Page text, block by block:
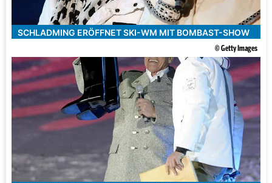
SCHLADMING ERÖFFNET SKI-WM MIT BOMBAST-SHOW
© Getty Images